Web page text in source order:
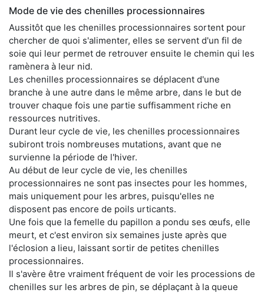
Mode de vie des chenilles processionnaires
Aussitôt que les chenilles processionnaires sortent pour
chercher de quoi s'alimenter, elles se servent d'un fil de
soie qui leur permet de retrouver ensuite le chemin qui les
ramènera à leur nid.
Les chenilles processionnaires se déplacent d'une
branche à une autre dans le même arbre, dans le but de
trouver chaque fois une partie suffisamment riche en
ressources nutritives.
Durant leur cycle de vie, les chenilles processionnaires
subiront trois nombreuses mutations, avant que ne
survienne la période de l'hiver.
Au début de leur cycle de vie, les chenilles
processionnaires ne sont pas insectes pour les hommes,
mais uniquement pour les arbres, puisqu'elles ne
disposent pas encore de poils urticants.
Une fois que la femelle du papillon a pondu ses œufs, elle
meurt, et c'est environ six semaines juste après que
l'éclosion a lieu, laissant sortir de petites chenilles
processionnaires.
Il s'avère être vraiment fréquent de voir les processions de
chenilles sur les arbres de pin, se déplaçant à la queue